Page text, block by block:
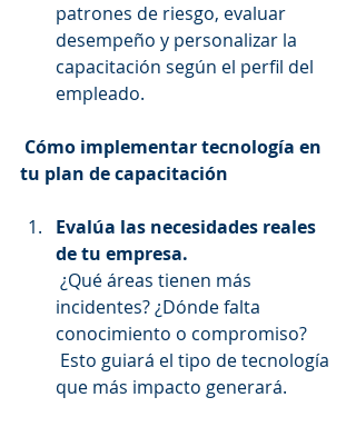
patrones de riesgo, evaluar
desempeño y personalizar la
capacitación según el perfil del
empleado.
Cómo implementar tecnología en
tu plan de capacitación
Evalúa las necesidades reales
de tu empresa.
incidentes? ¿Dónde falta
conocimiento o compromiso?
que más impacto generará.